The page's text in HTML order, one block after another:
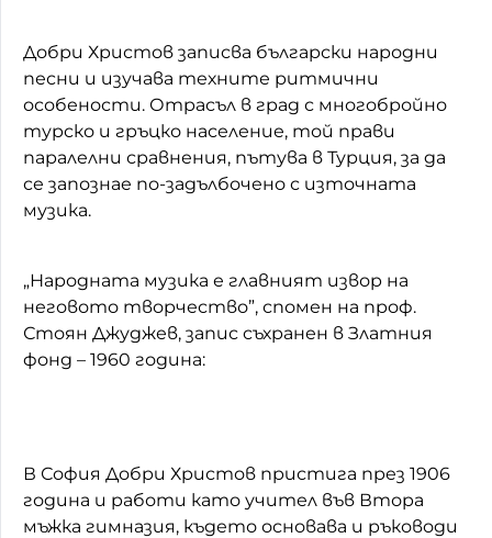
Добри Христов записва български народни
песни и изучава техните ритмични
особености. Отрасъл в град с многобройно
турско и гръцко население, той прави
паралелни сравнения, пътува в Турция, за да
се запознае по-задълбочено с източната
музика.
„Народната музика е главният извор на
неговото творчество”, спомен на проф.
Стоян Джуджев, запис съхранен в Златния
фонд – 1960 година:
В София Добри Христов пристига през 1906
година и работи като учител във Втора
мъжка гимназия, където основава и ръководи